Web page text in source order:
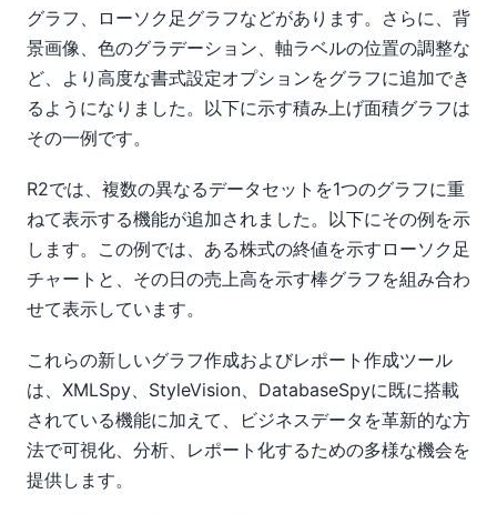
グラフ、ローソク足グラフなどがあります。さらに、背
景画像、色のグラデーション、軸ラベルの位置の調整な
ど、より高度な書式設定オプションをグラフに追加でき
るようになりました。以下に示す積み上げ面積グラフは
その一例です。
R2では、複数の異なるデータセットを1つのグラフに重
ねて表示する機能が追加されました。以下にその例を示
します。この例では、ある株式の終値を示すローソク足
チャートと、その日の売上高を示す棒グラフを組み合わ
せて表示しています。
これらの新しいグラフ作成およびレポート作成ツール
は、XMLSpy、StyleVision、DatabaseSpyに既に搭載
されている機能に加えて、ビジネスデータを革新的な方
法で可視化、分析、レポート化するための多様な機会を
提供します。